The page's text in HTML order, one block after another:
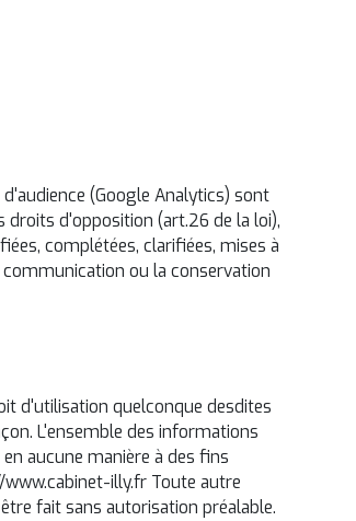
(Google Analytics) sont
droits d'opposition (art.26 de la loi),
complétées, clarifiées, mises à
ou la conservation
d'utilisation quelconque desdites
L'ensemble des informations
aucune manière à des fins
illy.fr Toute autre
fait sans autorisation préalable.